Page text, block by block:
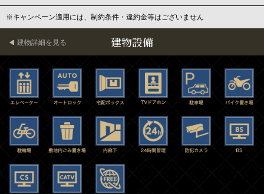
※キャンペーン適用には、制約条件・違約金等はございません
建物設備
建物詳細を見る